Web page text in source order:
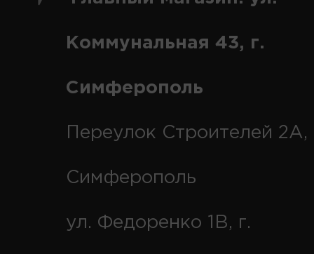
Коммунальная 43, г.
Симферополь
Переулок Строителей 2А,
Симферополь
ул. Федоренко 1В, г.